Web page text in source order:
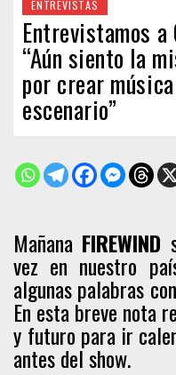
ENTREVISTAS
Entrevistamos a
“Aún siento la
por crear
escenario”
Mañana FIREWIND
vez en nuestro
algunas palabras
En esta breve nota
y futuro para ir
antes del show.